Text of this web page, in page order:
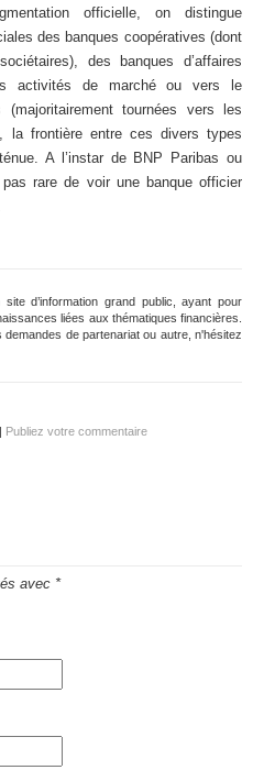
officielle, on distingue
des banques coopératives (dont
des banques d’affaires
activités de marché ou vers le
tournées vers les
la frontière entre ces divers types
A l’instar de BNP Paribas ou
rare de voir une banque officier
d’information grand public, ayant pour
liées aux thématiques financières.
de partenariat ou autre, n'hésitez
| Publiez votre commentaire
avec *